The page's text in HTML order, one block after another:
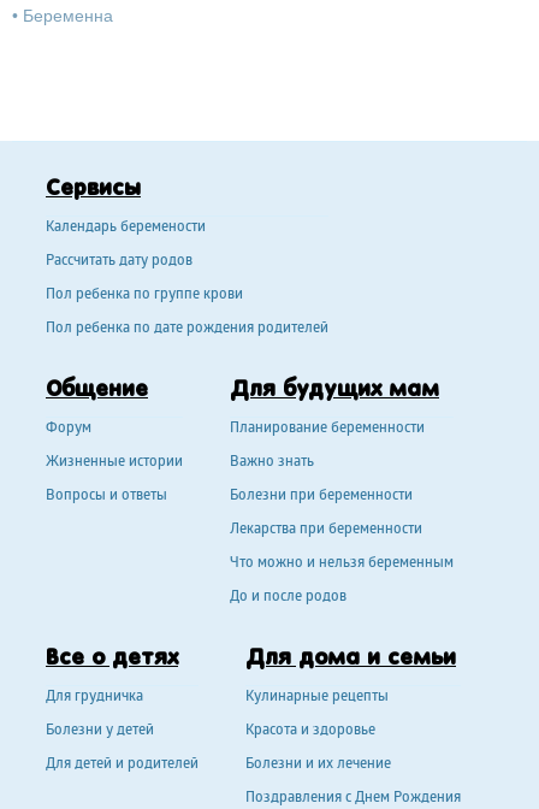
• Беременна
Сервисы
Календарь беремености
Рассчитать дату родов
Пол ребенка по группе крови
Пол ребенка по дате рождения родителей
Общение
Форум
Жизненные истории
Вопросы и ответы
Для будущих мам
Планирование беременности
Важно знать
Болезни при беременности
Лекарства при беременности
Что можно и нельзя беременным
До и после родов
Все о детях
Для грудничка
Болезни у детей
Для детей и родителей
Для дома и семьи
Кулинарные рецепты
Красота и здоровье
Болезни и их лечение
Поздравления с Днем Рождения